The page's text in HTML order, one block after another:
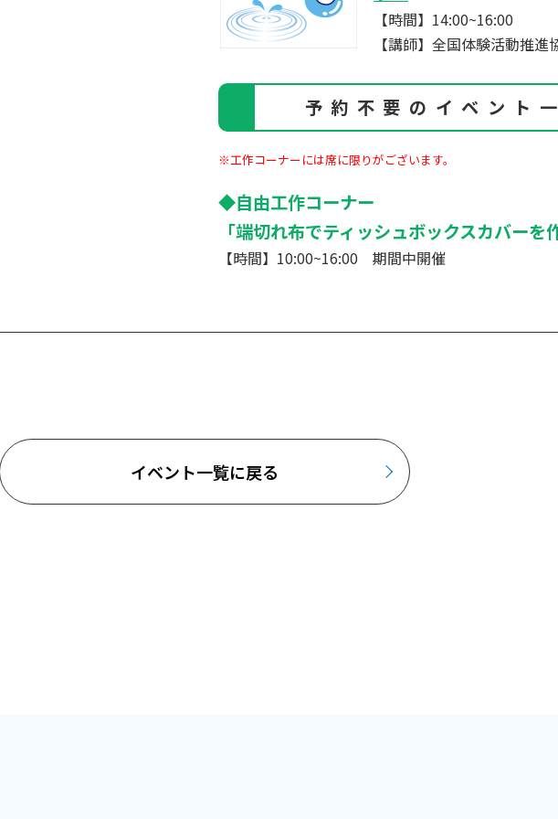
【時間】14:00~16:00
【講師】全国体験活動推進
予約不要のイベント
※工作コーナーには席に限りがございます。
◆自由工作コーナー
「端切れ布でティッシュボックスカバーを
【時間】10:00~16:00 期間中開催
イベント一覧に戻る